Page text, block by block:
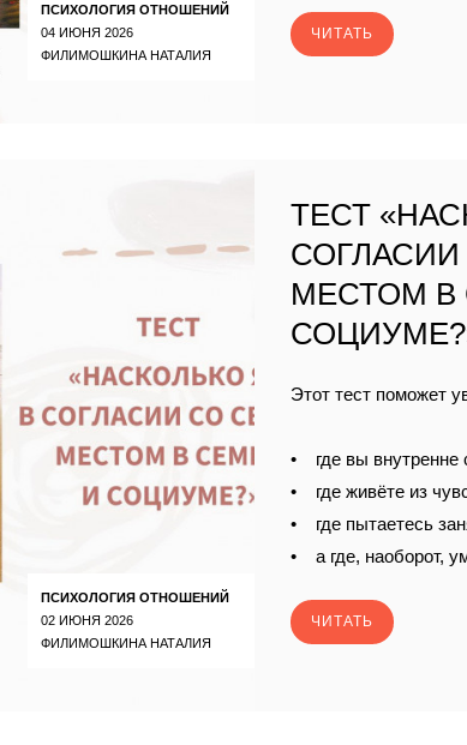
ПСИХОЛОГИЯ ОТНОШЕНИЙ
04 ИЮНЯ 2026
ФИЛИМОШКИНА НАТАЛИЯ
ЧИТАТЬ
ПСИХОЛОГИЯ ОТНОШЕНИЙ
02 ИЮНЯ 2026
ФИЛИМОШКИНА НАТАЛИЯ
ТЕСТ
МЕСТОМ В
Этот тест поможет
• где вы внутренне
• где живёте из
• где пытаетесь
• а где, наоборот,
ЧИТАТЬ